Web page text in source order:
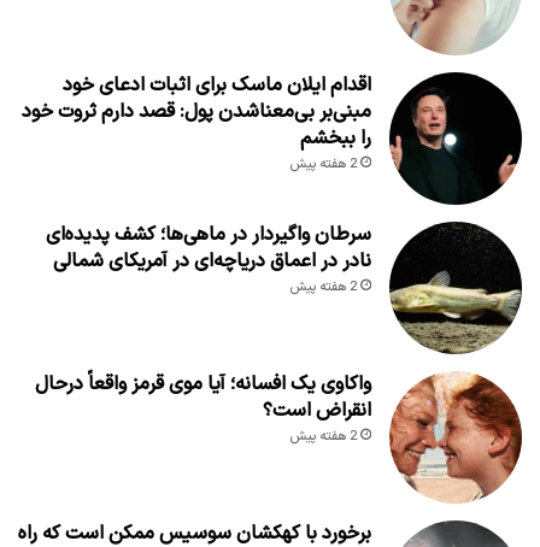
اقدام ایلان ماسک برای اثبات ادعای خود
مبنی‌بر بی‌معناشدن پول: قصد دارم ثروت خود
را ببخشم
2 هفته پیش
سرطان واگیردار در ماهی‌ها؛ کشف پدیده‌ای
نادر در اعماق دریاچه‌ای در آمریکای شمالی
2 هفته پیش
واکاوی یک افسانه؛ آیا موی قرمز واقعاً درحال
انقراض است؟
2 هفته پیش
برخورد با کهکشان سوسیس ممکن است که راه